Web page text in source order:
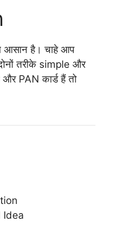
आसान है। चाहे आप
तरीके simple और
PAN कार्ड हैं तो
Idea